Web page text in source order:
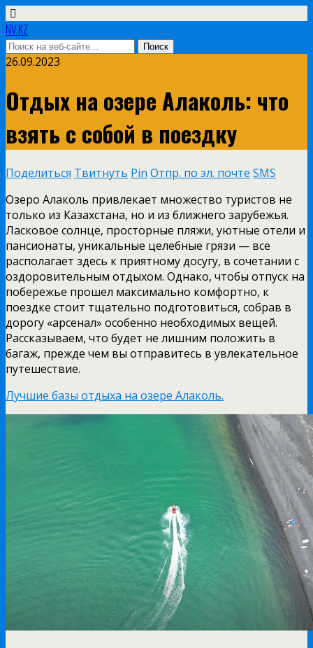
NV.KZ
26.09.2023
Отдых на озере Алаколь: что
взять с собой в поездку
Поделиться Твитнуть Pin Отпр. по эл. почте SMS
Озеро Алаколь привлекает множество туристов не
только из Казахстана, но и из ближнего зарубежья.
Ласковое солнце, просторные пляжи, уютные отели и
пансионаты, уникальные целебные грязи — все
располагает здесь к приятному досугу, в сочетании с
оздоровительным отдыхом. Однако, чтобы отпуск на
побережье прошел максимально комфортно, к
поездке стоит тщательно подготовиться, собрав в
дорогу «арсенал» особенно необходимых вещей.
Рассказываем, что будет не лишним положить в
багаж, прежде чем вы отправитесь в увлекательное
путешествие.
Лучшие базы отдыха на озере Алаколь.